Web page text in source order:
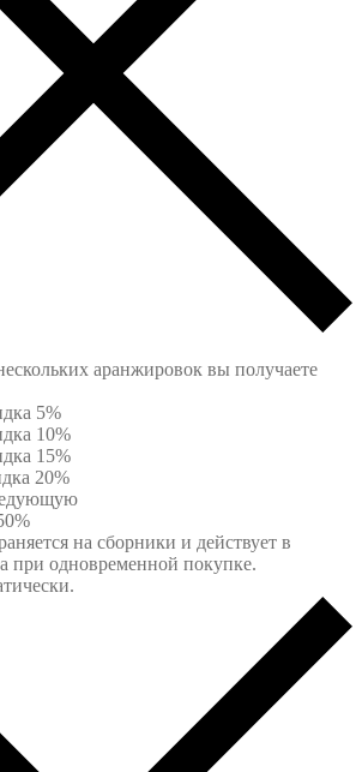
аранжировок вы получаете
5%
10%
15%
20%
на сборники и действует в
при одновременной покупке.